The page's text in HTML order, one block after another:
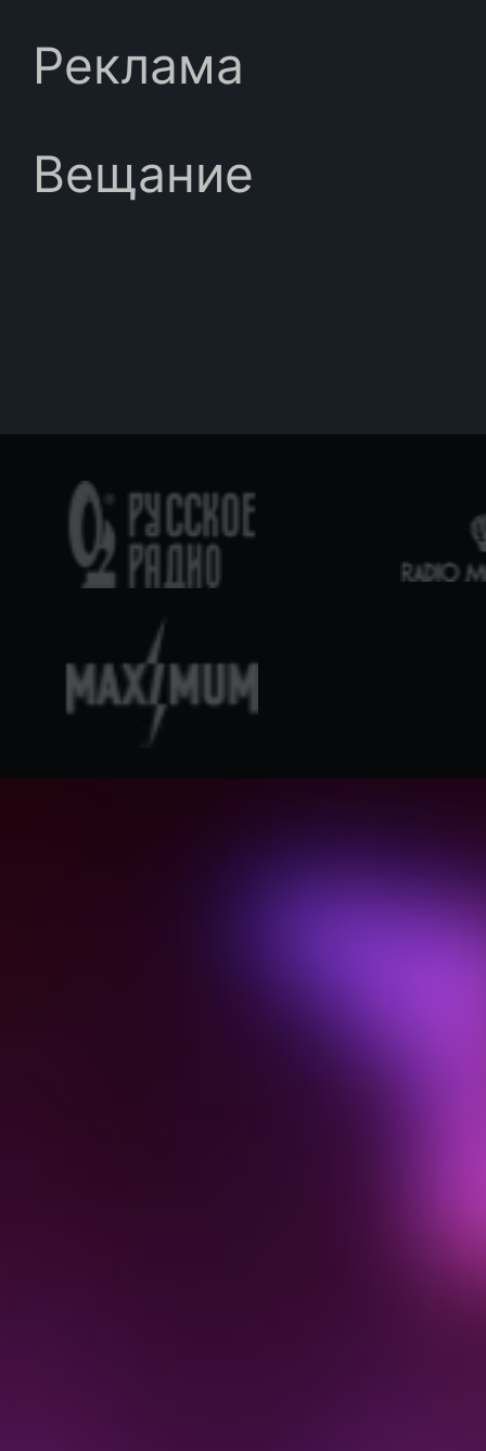
Реклама
Вещание